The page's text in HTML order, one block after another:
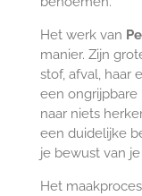
Het werk van
manier. Zijn
stof, afval, haar
een ongrijpbare
naar niets
een duidelijke
je bewust van
Het